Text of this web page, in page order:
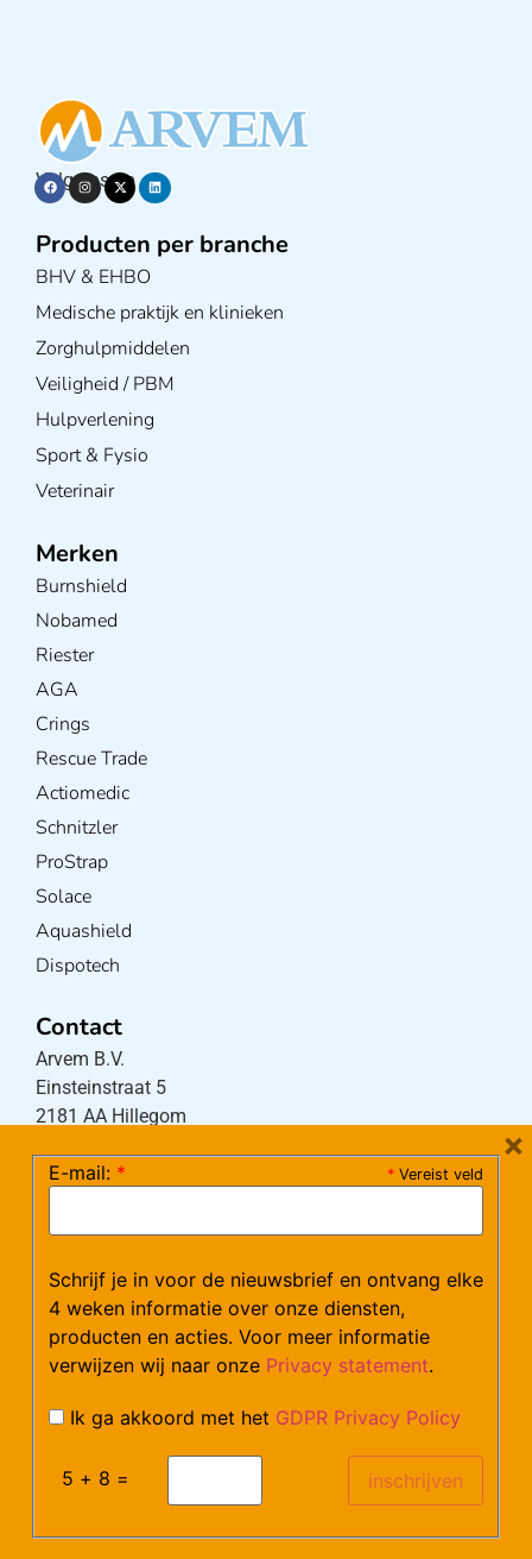
Volg ons op
Producten per branche
BHV & EHBO
Medische praktijk en klinieken
Zorghulpmiddelen
Veiligheid / PBM
Hulpverlening
Sport & Fysio
Veterinair
Merken
Burnshield
Nobamed
Riester
AGA
Crings
Rescue Trade
Actiomedic
Schnitzler
ProStrap
Solace
Aquashield
Dispotech
Contact
Arvem B.V.
Einsteinstraat 5
2181 AA Hillegom
(maandag – donderdag 08:30-17:15 uur / vrijdag
Mail:klantenservice@arvem.nl
Werken bij Arvem?
Verzendkosten en LeveringAlgemene voorwaarden
* Vereist veld
E-mail: *
Schrijf je in voor de nieuwsbrief en ontvang elke
4 weken informatie over onze diensten,
producten en acties. Voor meer informatie
verwijzen wij naar onze Privacy statement.
Ik ga akkoord met het GDPR Privacy Policy
5 + 8 =
×